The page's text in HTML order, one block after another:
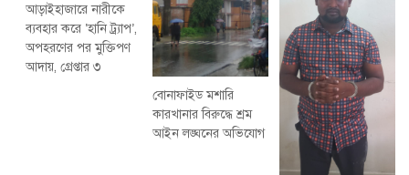
আড়াইহাজারে নারীকে
ব্যবহার করে ‘হানি ট্র্যাপ’,
অপহরণের পর মুক্তিপণ
আদায়, গ্রেপ্তার ৩
বোনাফাইড মশারি
কারখানার বিরুদ্ধে শ্রম
আইন লঙ্ঘনের অভিযোগ